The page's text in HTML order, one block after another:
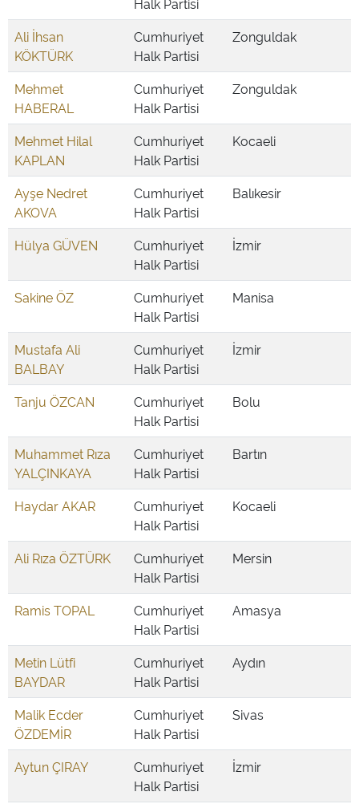
Ali İhsan
KÖKTÜRK
Cumhuriyet
Halk Partisi
Zonguldak
Mehmet
HABERAL
Cumhuriyet
Halk Partisi
Zonguldak
Mehmet Hilal
KAPLAN
Cumhuriyet
Halk Partisi
Kocaeli
Ayşe Nedret
AKOVA
Cumhuriyet
Halk Partisi
Balıkesir
Hülya GÜVEN
Cumhuriyet
Halk Partisi
İzmir
Sakine ÖZ
Cumhuriyet
Halk Partisi
Manisa
Mustafa Ali
BALBAY
Cumhuriyet
Halk Partisi
İzmir
Tanju ÖZCAN
Cumhuriyet
Halk Partisi
Bolu
Muhammet Rıza
YALÇINKAYA
Cumhuriyet
Halk Partisi
Bartın
Haydar AKAR
Cumhuriyet
Halk Partisi
Kocaeli
Ali Rıza ÖZTÜRK
Cumhuriyet
Halk Partisi
Mersin
Ramis TOPAL
Cumhuriyet
Halk Partisi
Amasya
Metin Lütfi
BAYDAR
Cumhuriyet
Halk Partisi
Aydın
Malik Ecder
ÖZDEMİR
Cumhuriyet
Halk Partisi
Sivas
Aytun ÇIRAY
Cumhuriyet
Halk Partisi
İzmir